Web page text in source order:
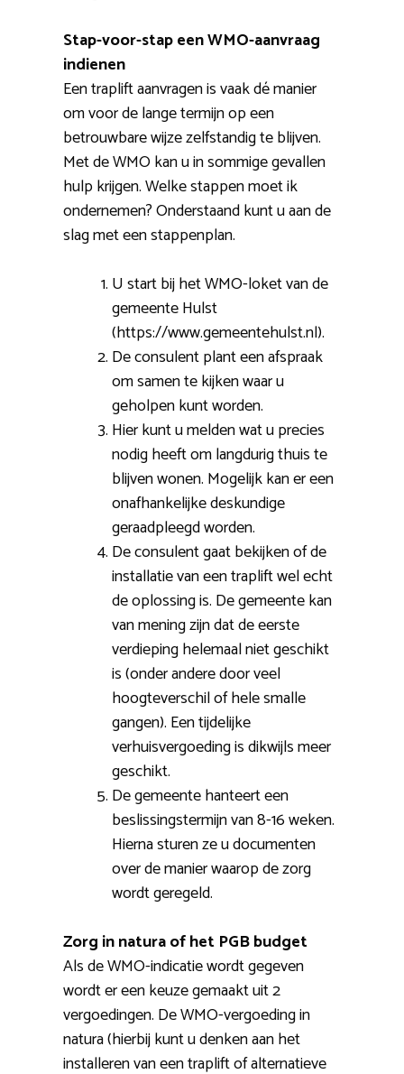
Stap-voor-stap een WMO-aanvraag
indienen
Een traplift aanvragen is vaak dé manier
om voor de lange termijn op een
betrouwbare wijze zelfstandig te blijven.
Met de WMO kan u in sommige gevallen
hulp krijgen. Welke stappen moet ik
ondernemen? Onderstaand kunt u aan de
slag met een stappenplan.
U start bij het WMO-loket van de
gemeente Hulst
(https://www.gemeentehulst.nl).
De consulent plant een afspraak
om samen te kijken waar u
geholpen kunt worden.
Hier kunt u melden wat u precies
nodig heeft om langdurig thuis te
blijven wonen. Mogelijk kan er een
onafhankelijke deskundige
geraadpleegd worden.
De consulent gaat bekijken of de
installatie van een traplift wel echt
de oplossing is. De gemeente kan
van mening zijn dat de eerste
verdieping helemaal niet geschikt
is (onder andere door veel
hoogteverschil of hele smalle
gangen). Een tijdelijke
verhuisvergoeding is dikwijls meer
geschikt.
De gemeente hanteert een
beslissingstermijn van 8-16 weken.
Hierna sturen ze u documenten
over de manier waarop de zorg
wordt geregeld.
Zorg in natura of het PGB budget
Als de WMO-indicatie wordt gegeven
wordt er een keuze gemaakt uit 2
vergoedingen. De WMO-vergoeding in
natura (hierbij kunt u denken aan het
installeren van een traplift of alternatieve